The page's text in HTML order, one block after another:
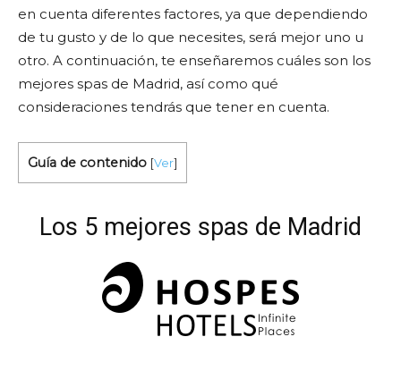
en cuenta diferentes factores, ya que dependiendo
de tu gusto y de lo que necesites, será mejor uno u
otro. A continuación, te enseñaremos cuáles son los
mejores spas de Madrid, así como qué
consideraciones tendrás que tener en cuenta.
Guía de contenido [Ver]
Los 5 mejores spas de Madrid